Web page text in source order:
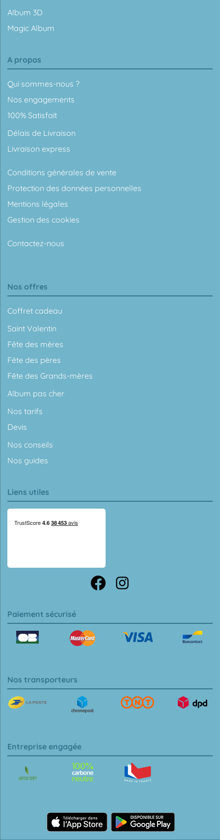
Album 3D
Magic Album
A propos
Qui sommes-nous ?
Nos engagements
100% Satisfait
Délais de Livraison
Livraison express
Conditions générales de vente
Protection des données personnelles
Mentions légales
Gestion des cookies
Contactez-nous
Nos offres
Coffret cadeau
Saint Valentin
Fête des mères
Fête des pères
Fête des Grands-mères
Album pas cher
Nos tarifs
Devis
Nos conseils
Nos guides
Liens utiles
Paiement sécurisé
Nos transporteurs
Entreprise engagée